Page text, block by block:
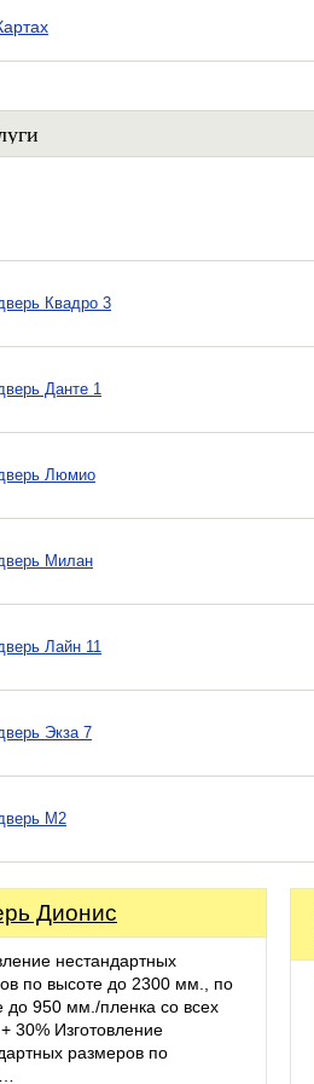
Квадро 3
Данте 1
Люмио
Милан
Лайн 11
Экза 7
М2
Дионис
нестандартных
по высоте до 2300 мм., по
до 950 мм./пленка со всех
30% Изготовление
размеров по